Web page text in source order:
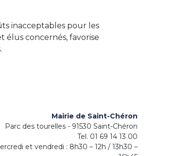
inacceptables pour les
élus concernés, favorise
Mairie de Saint-Chéron
Parc des tourelles - 91530 Saint-Chéron
Tel. 01 69 14 13 00
et vendredi : 8h30 – 12h / 13h30 –